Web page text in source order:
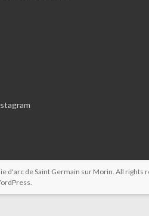
d'arc de Saint Germain sur Morin. All rights
.